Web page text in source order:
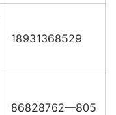
18931368529
86828762—805